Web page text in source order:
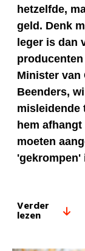
hetzelfde,
geld. Denk
leger is dan
Minister van
Beenders,
misleidende
hem
moeten
'gekrompen'
Verder
lezen